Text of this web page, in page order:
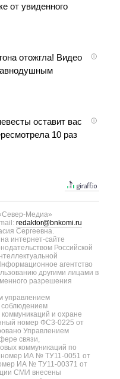
от увиденного
i
отожгла! Видео
i
оставит вас
10 раз
Медиа»
redaktor@bnkomi.ru
Сергеевна.
интернет-сайте
Российской
агентство
другими лицами в
разрешения
управлением
и охране
номер ФС3-0225 от
Управлением
связи,
коммуникаций по
номер ИА № ТУ11-0051 от
ИА № ТУ11-00371 от
СМИ внесены